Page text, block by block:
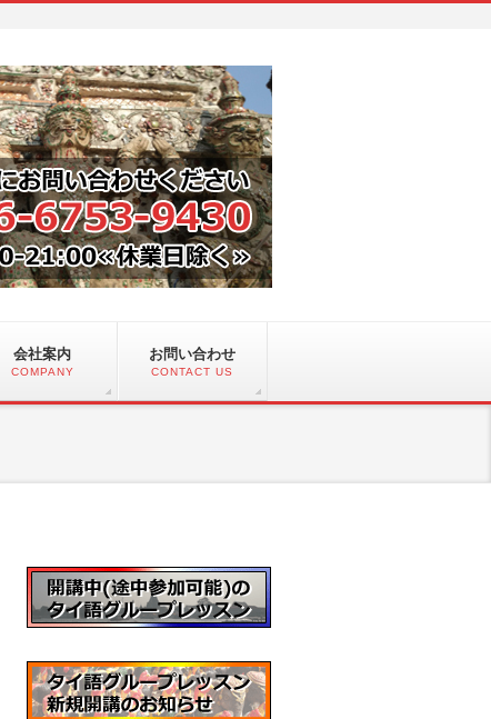
会社案内
COMPANY
お問い合わせ
CONTACT US